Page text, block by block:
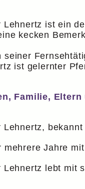
Lehnertz ist ein
kecken
seiner
ist gelernter
Familie,
Lehnertz,
mehrere Jahre
Lehnertz lebt mit